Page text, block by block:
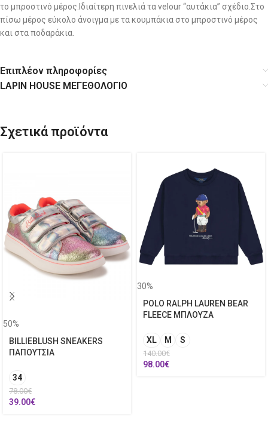
το μπροστινό μέρος.Ιδιαίτερη πινελιά τα velour “αυτάκια” σχέδιο.Στο
πίσω μέρος εύκολο άνοιγμα με τα κουμπάκια στο μπροστινό μέρος
και στα ποδαράκια.
Επιπλέον πληροφορίες
LAPIN HOUSE ΜΕΓΕΘΟΛΟΓΙΟ
Σχετικά προϊόντα
50%
BILLIEBLUSH SNEAKERS
ΠΑΠΟΥΤΣΙΑ
34
78.00€
39.00€
30%
POLO RALPH LAUREN BEAR
FLEECE ΜΠΛΟΥΖΑ
XL M S
140.00€
98.00€